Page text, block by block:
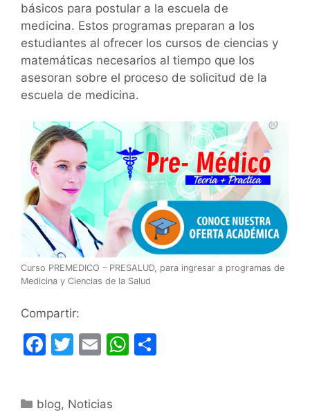
básicos para postular a la escuela de
medicina. Estos programas preparan a los
estudiantes al ofrecer los cursos de ciencias y
matemáticas necesarios al tiempo que los
asesoran sobre el proceso de solicitud de la
escuela de medicina.
Curso PREMEDICO – PRESALUD, para ingresar a programas de
Medicina y Ciencias de la Salud
Compartir:
F
T
E
W
Categorías
blog, Noticias